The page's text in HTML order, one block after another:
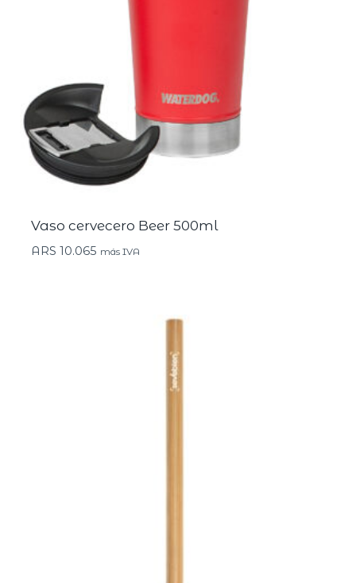
Vaso cervecero Beer 500ml
ARS 10.065 más IVA